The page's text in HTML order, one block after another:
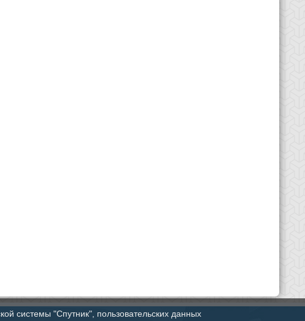
системы "Спутник", пользовательских данных